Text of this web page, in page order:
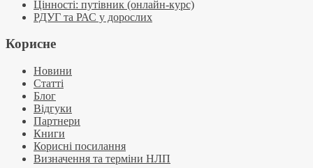
Цінності: путівник (онлайн-курс)
РДУГ та РАС у дорослих
Корисне
Новини
Статті
Блог
Відгуки
Партнери
Книги
Корисні посилання
Визначення та терміни НЛП